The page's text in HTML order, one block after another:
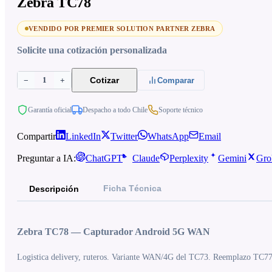
VENDIDO POR PREMIER SOLUTION PARTNER ZEBRA
Solicite una cotización personalizada
− 1 + Cotizar Comparar
Garantía oficial Despacho a todo Chile Soporte técnico
Compartir LinkedIn Twitter WhatsApp Email
Preguntar a IA: ChatGPT Claude Perplexity Gemini
Descripción Ficha Técnica
Zebra TC78 — Capturador Android 5G WAN
Logistica delivery, ruteros. Variante WAN/4G del TC73. Reemplazo